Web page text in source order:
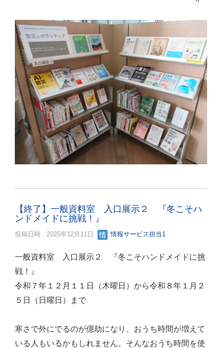
【終了】一般資料室 入口展示２ 『冬こそハ
ンドメイドに挑戦！』
投稿日時 : 2025年12月11日 情報サービス担当1
一般資料室 入口展示２ 『冬こそハンドメイドに挑
戦！』
令和７年１２月１１日（木曜日）から令和８年１月２
５日（日曜日）まで
寒さで外にでるのが億劫になり、おうち時間が増えて
いる人もいるかもしれません。そんなおうち時間を使